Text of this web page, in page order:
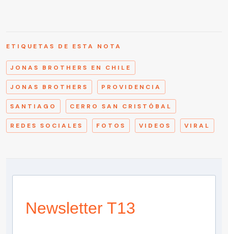
ETIQUETAS DE ESTA NOTA
JONAS BROTHERS EN CHILE
JONAS BROTHERS PROVIDENCIA
SANTIAGO CERRO SAN CRISTÓBAL
REDES SOCIALES FOTOS VIDEOS VIRAL
Newsletter T13